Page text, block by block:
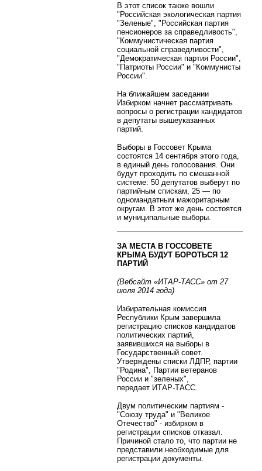
В этот список также вошли
"Российская экологическая партия
"Зеленые", "Российская партия
пенсионеров за справедливость",
"Коммунистическая партия
социальной справедливости",
"Демократическая партия России",
"Патриоты России" и "Коммунисты
России".
На ближайшем заседании
Избирком начнет рассматривать
вопросы о регистрации кандидатов
в депутаты вышеуказанных
партий.
Выборы в Госсовет Крыма
состоятся 14 сентября этого года,
в единый день голосования. Они
будут проходить по смешанной
системе: 50 депутатов выберут по
партийным спискам, 25 — по
одномандатным мажоритарным
округам. В этот же день состоятся
и муниципальные выборы.
ЗА МЕСТА В ГОССОВЕТЕ
КРЫМА БУДУТ БОРОТЬСЯ 12
ПАРТИЙ
(Вебсайт «ИТАР-ТАСС» от 27
июля 2014 года)
Избирательная комиссия
Республики Крым завершила
регистрацию списков кандидатов
политических партий,
заявившихся на выборы в
Государственный совет.
Утверждены списки ЛДПР, партии
"Родина", Партии ветеранов
России и "зеленых",
передает ИТАР-ТАСС.
Двум политическим партиям -
"Союзу труда" и "Великое
Отечество" - избирком в
регистрации списков отказал.
Причиной стало то, что партии не
представили необходимые для
регистрации документы.